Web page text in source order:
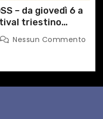
– da giovedì 6 a
triestino
Nessun Commento